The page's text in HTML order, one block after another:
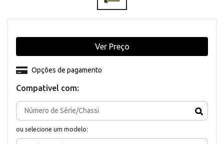
Compativel com:
ou selecione um modelo:
Opções de pagamento
Ver Preço